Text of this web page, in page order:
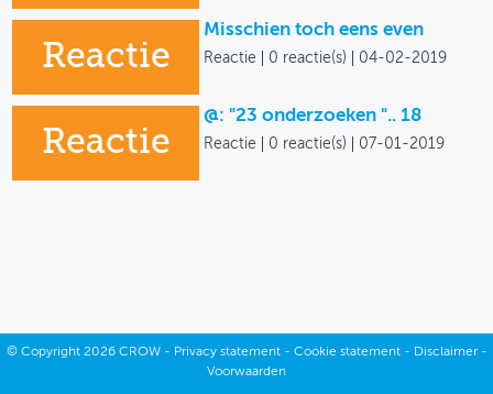
Reactie
Misschien toch eens even
Reactie 0 reactie(s) 04-02-2019
Reactie
@: "23 onderzoeken ".. 18
Reactie 0 reactie(s) 07-01-2019
© Copyright2026 CROW - Privacy statement- Cookie statement- Disclaimer-
Voorwaarden